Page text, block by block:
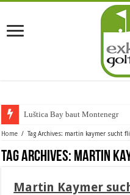
Luštica Bay baut Montenegros e
Home / Tag Archives: martin kaymer sucht
Tag Archives: martin
Martin Kaymer